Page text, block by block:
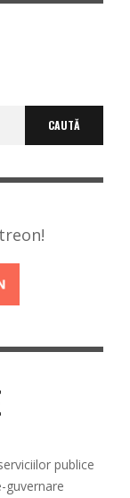
publice
guvernare